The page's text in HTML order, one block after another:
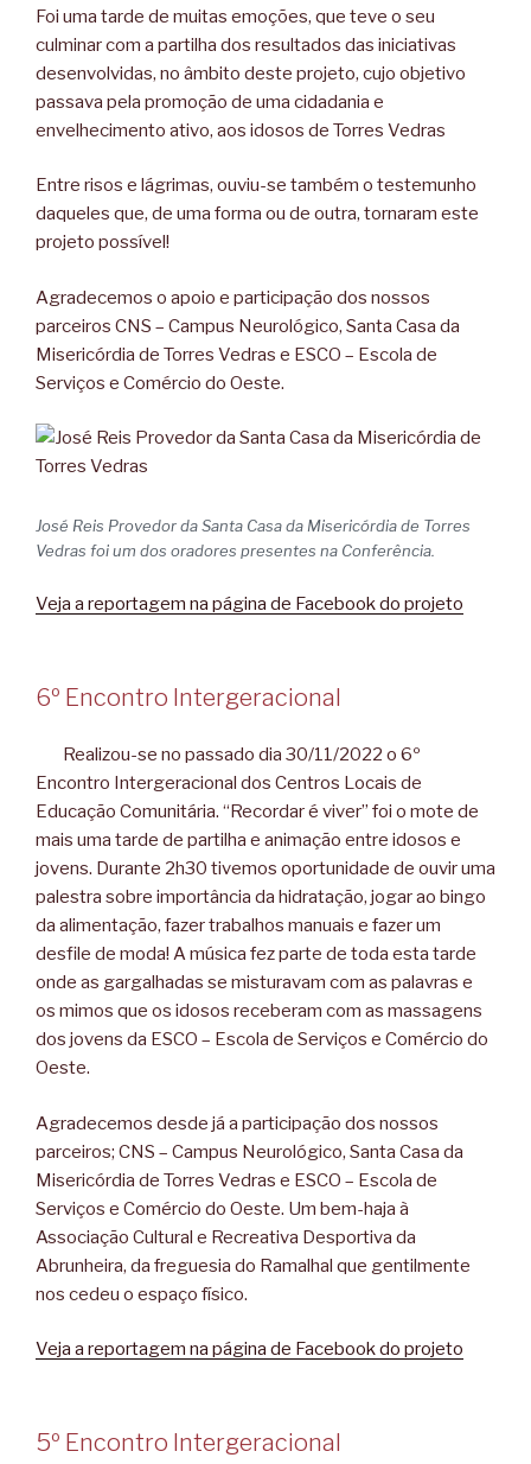
Foi uma tarde de muitas emoções, que teve o seu
culminar com a partilha dos resultados das iniciativas
desenvolvidas, no âmbito deste projeto, cujo objetivo
passava pela promoção de uma cidadania e
envelhecimento ativo, aos idosos de Torres Vedras
Entre risos e lágrimas, ouviu-se também o testemunho
daqueles que, de uma forma ou de outra, tornaram este
projeto possível!
Agradecemos o apoio e participação dos nossos
parceiros CNS – Campus Neurológico, Santa Casa da
Misericórdia de Torres Vedras e ESCO – Escola de
Serviços e Comércio do Oeste.
José Reis Provedor da Santa Casa da Misericórdia de Torres
Vedras foi um dos oradores presentes na Conferência.
Veja a reportagem na página de Facebook do projeto
6º Encontro Intergeracional
Realizou-se no passado dia 30/11/2022 o 6º
Encontro Intergeracional dos Centros Locais de
Educação Comunitária. “Recordar é viver” foi o mote de
mais uma tarde de partilha e animação entre idosos e
jovens. Durante 2h30 tivemos oportunidade de ouvir uma
palestra sobre importância da hidratação, jogar ao bingo
da alimentação, fazer trabalhos manuais e fazer um
desfile de moda! A música fez parte de toda esta tarde
onde as gargalhadas se misturavam com as palavras e
os mimos que os idosos receberam com as massagens
dos jovens da ESCO – Escola de Serviços e Comércio do
Oeste.
Agradecemos desde já a participação dos nossos
parceiros; CNS – Campus Neurológico, Santa Casa da
Misericórdia de Torres Vedras e ESCO – Escola de
Serviços e Comércio do Oeste. Um bem-haja à
Associação Cultural e Recreativa Desportiva da
Abrunheira, da freguesia do Ramalhal que gentilmente
nos cedeu o espaço físico.
Veja a reportagem na página de Facebook do projeto
5º Encontro Intergeracional